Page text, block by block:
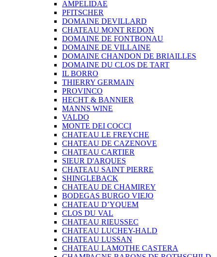
AMPELIDAE
PFITSCHER
DOMAINE DEVILLARD
CHATEAU MONT REDON
DOMAINE DE FONTBONAU
DOMAINE DE VILLAINE
DOMAINE CHANDON DE BRIAILLES
DOMAINE DU CLOS DE TART
IL BORRO
THIERRY GERMAIN
PROVINCO
HECHT & BANNIER
MANNS WINE
VALDO
MONTE DEI COCCI
CHATEAU LE FREYCHE
CHATEAU DE CAZENOVE
CHATEAU CARTIER
SIEUR D'ARQUES
CHATEAU SAINT PIERRE
SHINGLEBACK
CHATEAU DE CHAMIREY
BODEGAS BURGO VIEJO
CHATEAU D’YQUEM
CLOS DU VAL
CHATEAU RIEUSSEC
CHATEAU LUCHEY-HALD
CHATEAU LUSSAN
CHATEAU LAMOTHE CASTERA